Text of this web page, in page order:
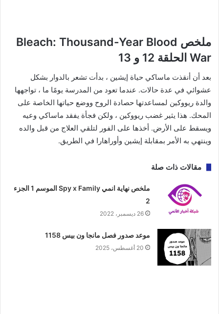
ملخص Bleach: Thousand-Year Blood
War الحلقة 12 و 13
بعد أن أنقذت ماساكي حياة إيشين ، بدأت تشعر بالدوار بشكل
عشوائي في عدة حالات. عندما تعود من المدرسة يومًا ما ، تواجهها
والدة ريووكين لمساعدتها حصادة الروح ووضع حياتها الخاصة على
المحك. هذا يثير غضب ريووكين ، ولكن فجأة يفقد ماساكي وعيه
ويسقط على الأرض. أخذها على الفور لتلقي العلاج من قبل والده
وينتهي به الأمر بمقابلة إيشين وأوراهارا في الطريق.
مقالات ذات صلة
ملخص نهاية انمي Spy x Family الموسم 1 الجزء
2
26 ديسمبر، 2022
موعد صدور فصل مانجا ون بيس 1158
20 أغسطس، 2025